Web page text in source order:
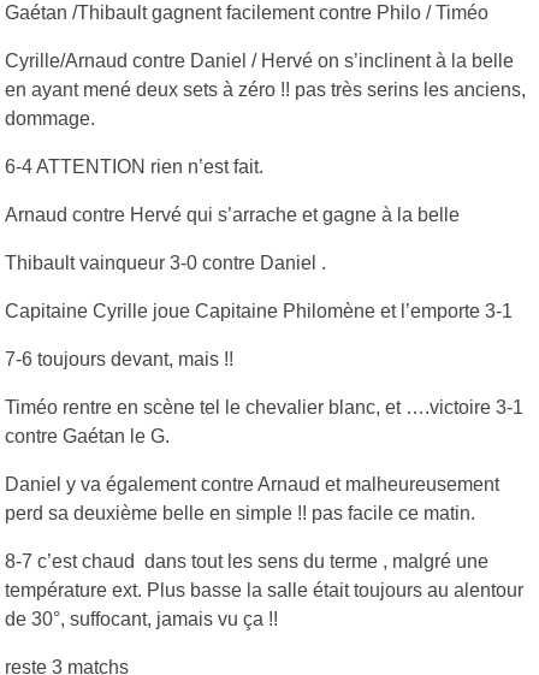
Gaétan /Thibault gagnent facilement contre Philo / Timéo
Cyrille/Arnaud contre Daniel / Hervé on s’inclinent à la belle
en ayant mené deux sets à zéro !! pas très serins les anciens,
dommage.
6-4 ATTENTION rien n’est fait.
Arnaud contre Hervé qui s’arrache et gagne à la belle
Thibault vainqueur 3-0 contre Daniel .
Capitaine Cyrille joue Capitaine Philomène et l’emporte 3-1
7-6 toujours devant, mais !!
Timéo rentre en scène tel le chevalier blanc, et ….victoire 3-1
contre Gaétan le G.
Daniel y va également contre Arnaud et malheureusement
perd sa deuxième belle en simple !! pas facile ce matin.
8-7 c’est chaud dans tout les sens du terme , malgré une
température ext. Plus basse la salle était toujours au alentour
de 30°, suffocant, jamais vu ça !!
reste 3 matchs